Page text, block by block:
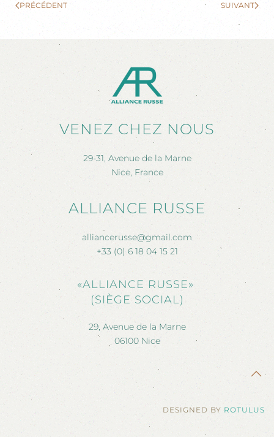
PRÉCÉDENT SUIVANT
VENEZ CHEZ NOUS
29-31, Avenue de la Marne
Nice, France
ALLIANCE RUSSE
alliancerusse@gmail.com
+33 (0) 6 18 04 15 21
«ALLIANCE RUSSE»
(SIÈGE SOCIAL)
29, Avenue de la Marne
06100 Nice
DESIGNED BY ROTULUS